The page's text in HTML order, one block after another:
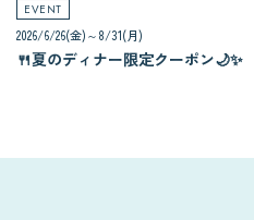
EVENT
2026/6/26(金)～8/31(月)
🍴夏のディナー限定クーポン🌙✨